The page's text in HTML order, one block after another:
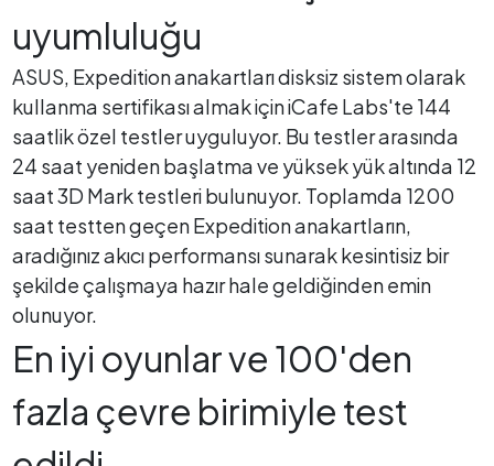
uyumluluğu
ASUS, Expedition anakartları disksiz sistem olarak
kullanma sertifikası almak için iCafe Labs'te 144
saatlik özel testler uyguluyor. Bu testler arasında
24 saat yeniden başlatma ve yüksek yük altında 12
saat 3D Mark testleri bulunuyor. Toplamda 1200
saat testten geçen Expedition anakartların,
aradığınız akıcı performansı sunarak kesintisiz bir
şekilde çalışmaya hazır hale geldiğinden emin
olunuyor.
En iyi oyunlar ve 100'den
fazla çevre birimiyle test